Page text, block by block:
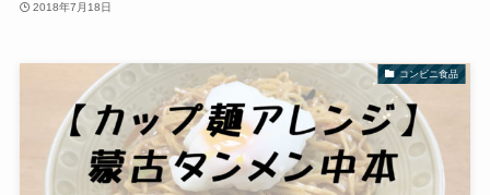
2018年7月18日
コンビニ食品